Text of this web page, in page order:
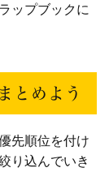
ップブックに
とめよう
先順位を付け
り込んでいき